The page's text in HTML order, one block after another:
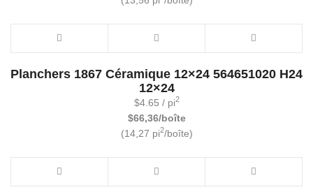
Planchers 1867 Céramique 12×24 564651020 H24
12×24
$4.65 / pi2
$66,36/boîte
(14,27 pi2/boîte)